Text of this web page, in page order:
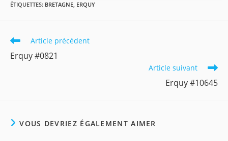
ÉTIQUETTES: BRETAGNE, ERQUY
Read
articles
Article précédent
Erquy #0821
Article suivant
Erquy #10645
VOUS DEVRIEZ ÉGALEMENT AIMER